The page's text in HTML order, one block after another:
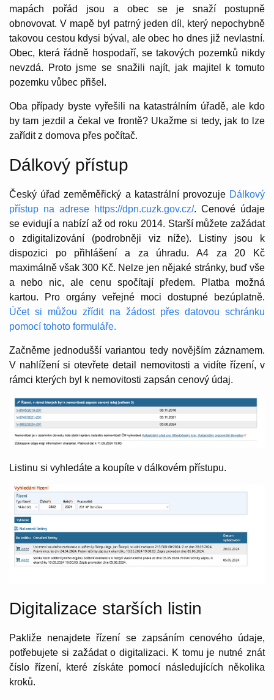
mapách pořád jsou a obec se je snaží postupně
obnovovat. V mapě byl patrný jeden díl, který nepochybně
takovou cestou kdysi býval, ale obec ho dnes již nevlastní.
Obec, která řádně hospodaří, se takových pozemků nikdy
nevzdá. Proto jsme se snažili najít, jak majitel k tomuto
pozemku vůbec přišel.
Oba případy byste vyřešili na katastrálním úřadě, ale kdo
by tam jezdil a čekal ve frontě? Ukažme si tedy, jak to lze
zařídit z domova přes počítač.
Dálkový přístup
Český úřad zeměměřický a katastrální provozuje Dálkový
přístup na adrese https://dpn.cuzk.gov.cz/. Cenové údaje
se evidují a nabízí až od roku 2014. Starší můžete zažádat
o zdigitalizování (podrobněji viz níže). Listiny jsou k
dispozici po přihlášení a za úhradu. A4 za 20 Kč
maximálně však 300 Kč. Nelze jen nějaké stránky, buď vše
a nebo nic, ale cenu spočítají předem. Platba možná
kartou. Pro orgány veřejné moci dostupné bezúplatně.
Účet si můžou zřídit na žádost přes datovou schránku
pomocí tohoto formuláře.
Začněme jednodušší variantou tedy novějším záznamem.
V nahlížení si otevřete detail nemovitosti a vidíte řízení, v
rámci kterých byl k nemovitosti zapsán cenový údaj.
Listinu si vyhledáte a koupíte v dálkovém přístupu.
Digitalizace starších listin
Pakliže nenajdete řízení se zapsáním cenového údaje,
potřebujete si zažádat o digitalizaci. K tomu je nutné znát
číslo řízení, které získáte pomocí následujících několika
kroků.